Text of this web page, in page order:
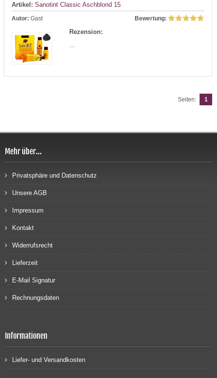
Artikel: Sanotint Classic Aschblond 15
Autor: Gast Bewertung:
Rezension:
Seiten: 1
Mehr über...
Privatsphäre und Datenschutz
Unsere AGB
Impressum
Kontakt
Widerrufsrecht
Lieferzeit
E-Mail Signatur
Rechnungsdaten
Informationen
Liefer- und Versandkosten